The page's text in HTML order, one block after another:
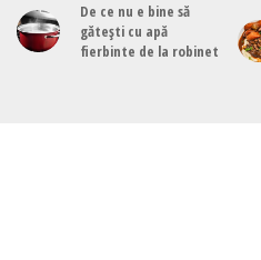
De ce nu e bine să
gătești cu apă
fierbinte de la robinet